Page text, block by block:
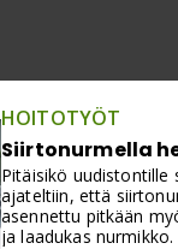
HOITOTYÖT
Siirtonurmella
Pitäisikö uudistontille
ajateltiin, että
asennettu pitkään
ja laadukas nurmikko.